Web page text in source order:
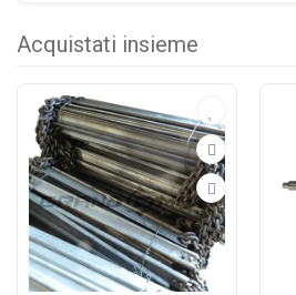
Acquistati insieme